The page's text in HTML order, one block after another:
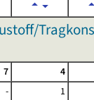
7
4
-
1